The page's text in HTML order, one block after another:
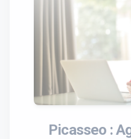
Picasseo :